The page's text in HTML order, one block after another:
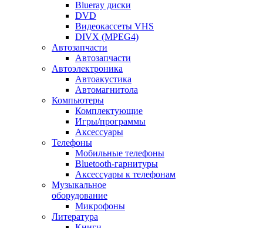
Blueray диски
DVD
Видеокассеты VHS
DIVX (MPEG4)
Автозапчасти
Автозапчасти
Автоэлектроника
Автоакустика
Автомагнитола
Компьютеры
Комплектующие
Игры/программы
Аксессуары
Телефоны
Мобильные телефоны
Bluetooth-гарнитуры
Аксессуары к телефонам
Музыкальное
оборудование
Микрофоны
Литература